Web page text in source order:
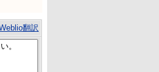
翻訳